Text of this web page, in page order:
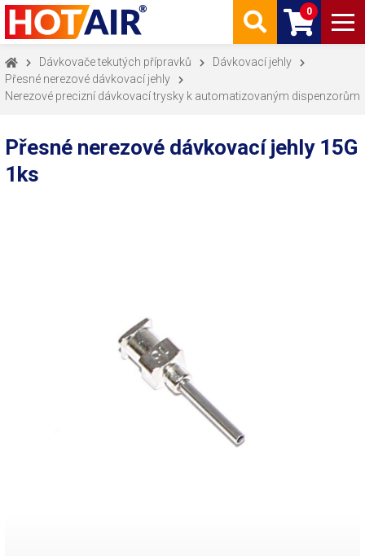
0
Dávkovače tekutých přípravků
Dávkovací jehly
Přesné nerezové dávkovací jehly
Nerezové precizní dávkovací trysky k automatizovaným dispenzorům
Přesné nerezové dávkovací jehly 15G
1ks